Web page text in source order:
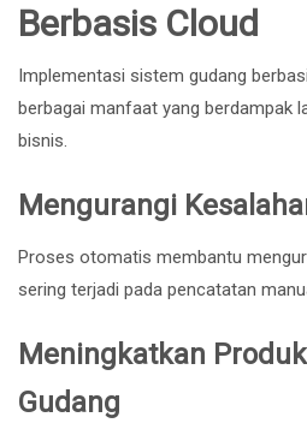
Berbasis Cloud
Implementasi sistem gudang
berbagai manfaat yang berdampak
bisnis.
Mengurangi
Proses otomatis membantu
sering terjadi pada pencatatan
Meningkatkan
Gudang